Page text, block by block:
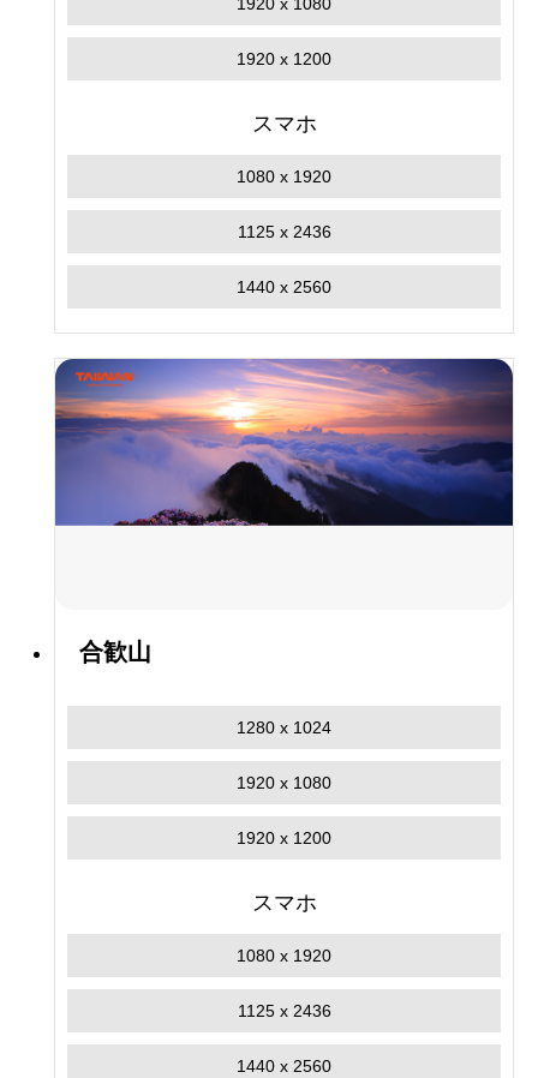
1920 x 1200
スマホ
1080 x 1920
1125 x 2436
1440 x 2560
合歓山
1280 x 1024
1920 x 1080
1920 x 1200
スマホ
1080 x 1920
1125 x 2436
1440 x 2560